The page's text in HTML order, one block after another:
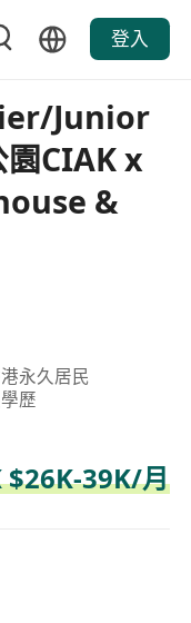
登入
Junior
CIAK x
&
永久居民
歷
$26K-39K/月